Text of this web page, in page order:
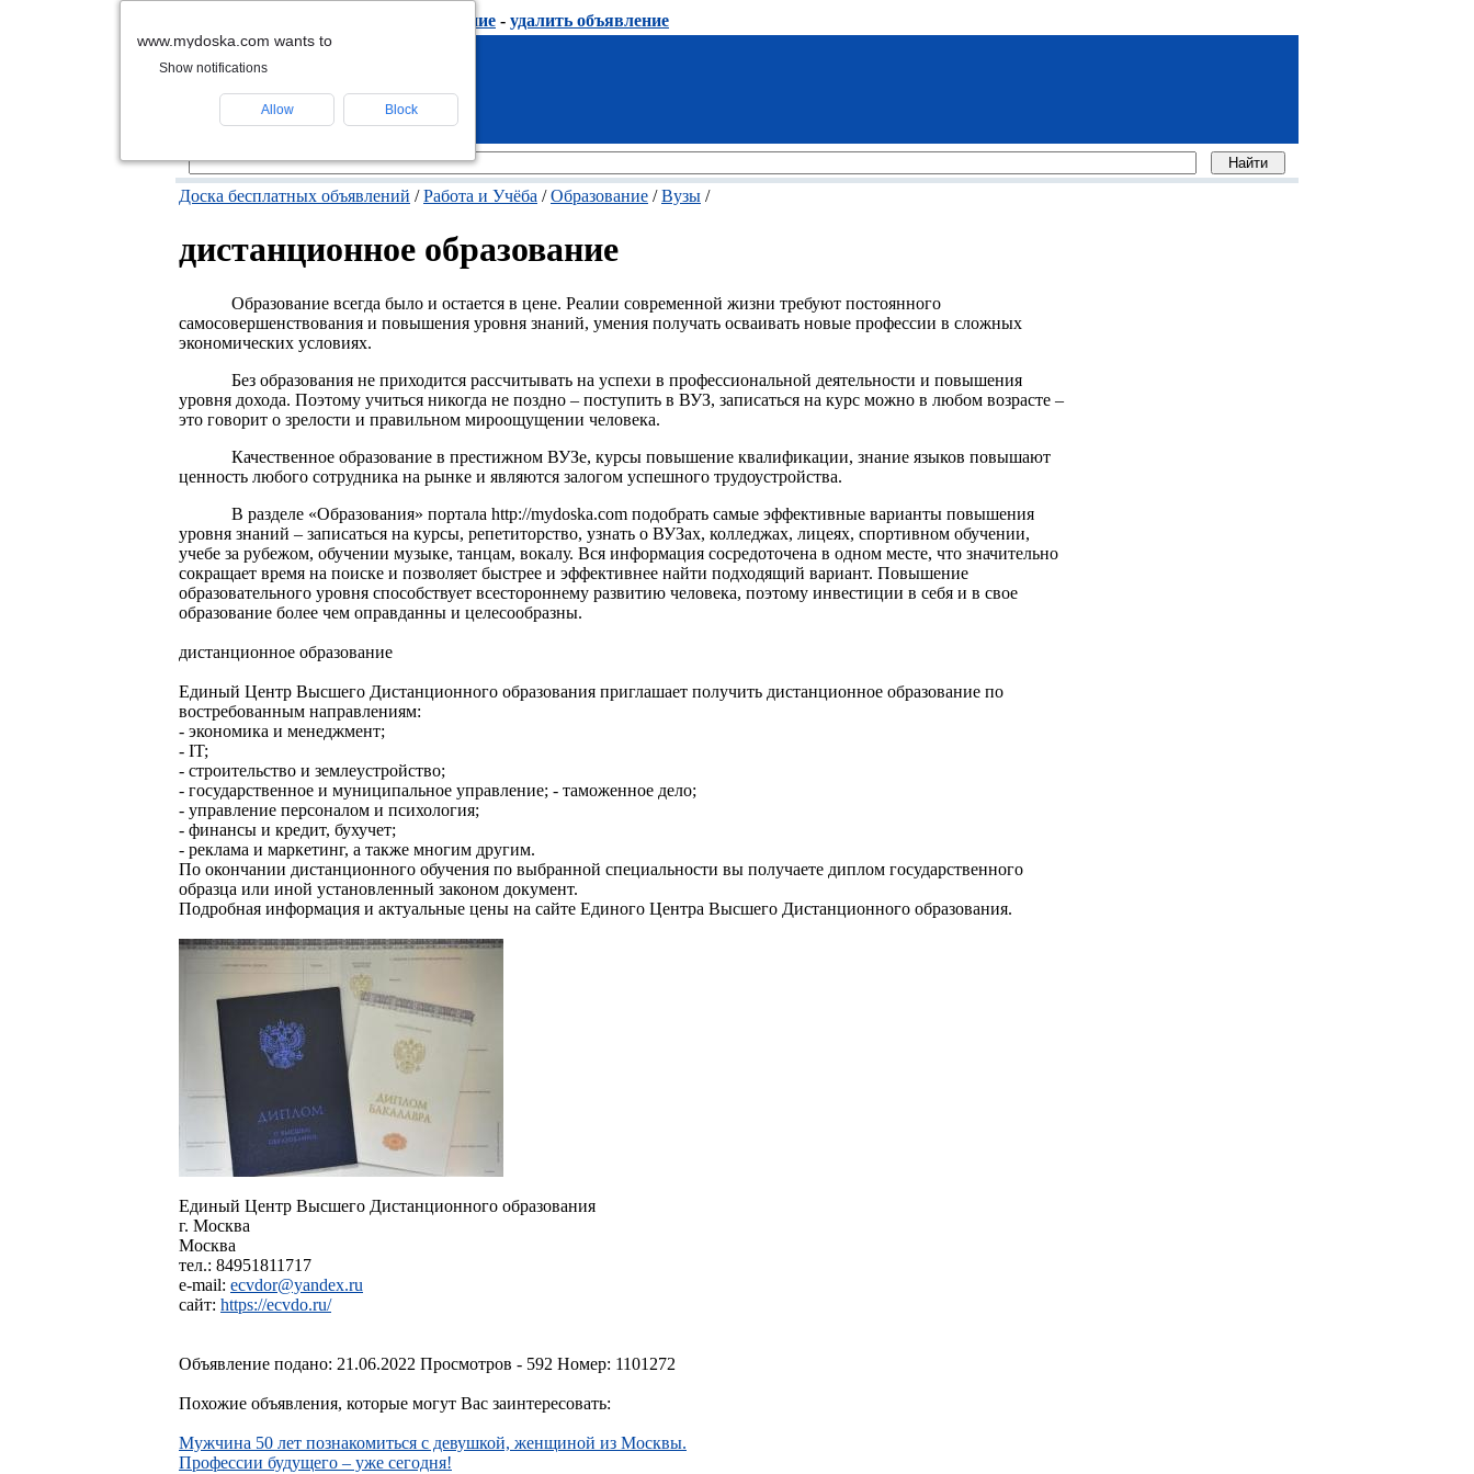
подать объявление - удалить объявление
Доска бесплатных объявлений /Работа и Учёба /Образование /Вузы /
дистанционное образование
Образование всегда было и остается в цене. Реалии современной жизни требуют постоянного
самосовершенствования и повышения уровня знаний, умения получать осваивать новые профессии в сложных
экономических условиях.
Без образования не приходится рассчитывать на успехи в профессиональной деятельности и повышения
уровня дохода. Поэтому учиться никогда не поздно – поступить в ВУЗ, записаться на курс можно в любом возрасте –
это говорит о зрелости и правильном мироощущении человека.
Качественное образование в престижном ВУЗе, курсы повышение квалификации, знание языков повышают
ценность любого сотрудника на рынке и являются залогом успешного трудоустройства.
В разделе «Образования» портала http://mydoska.com подобрать самые эффективные варианты повышения
уровня знаний – записаться на курсы, репетиторство, узнать о ВУЗах, колледжах, лицеях, спортивном обучении,
учебе за рубежом, обучении музыке, танцам, вокалу. Вся информация сосредоточена в одном месте, что значительно
сокращает время на поиске и позволяет быстрее и эффективнее найти подходящий вариант. Повышение
образовательного уровня способствует всестороннему развитию человека, поэтому инвестиции в себя и в свое
образование более чем оправданны и целесообразны.
дистанционное образование
Единый Центр Высшего Дистанционного образования приглашает получить дистанционное образование по
востребованным направлениям:
- экономика и менеджмент;
- IT;
- строительство и землеустройство;
- государственное и муниципальное управление; - таможенное дело;
- управление персоналом и психология;
- финансы и кредит, бухучет;
- реклама и маркетинг, а также многим другим.
По окончании дистанционного обучения по выбранной специальности вы получаете диплом государственного
образца или иной установленный законом документ.
Подробная информация и актуальные цены на сайте Единого Центра Высшего Дистанционного образования.
Единый Центр Высшего Дистанционного образования
г. Москва
Москва
тел.: 84951811717
e-mail: ecvdor@yandex.ru
сайт: https://ecvdo.ru/
Объявление подано: 21.06.2022 Просмотров - 592 Номер: 1101272
Похожие объявления, которые могут Вас заинтересовать:
Мужчина 50 лет познакомиться с девушкой, женщиной из Москвы.
Профессии будущего – уже сегодня!
www.mydoska.com wants to
Show notifications
Allow Block